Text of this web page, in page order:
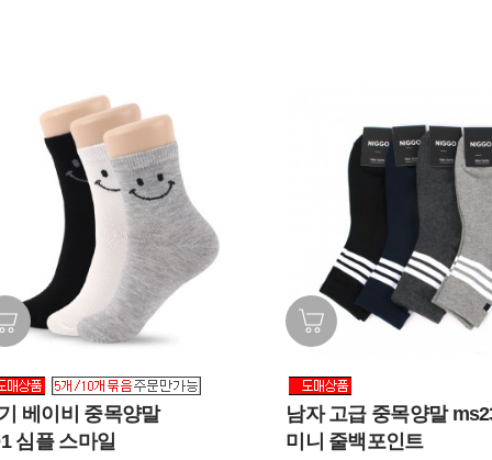
베이비 중목양말
심플 스마일
남자 고급 중목양말
미니 줄백포인트